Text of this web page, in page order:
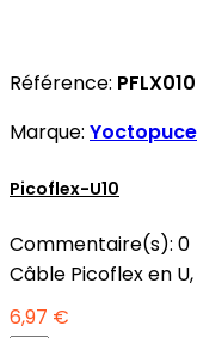
Référence:
Marque: Yoctopuce
Picoflex-U10
Commentaire(s): 0
Câble Picoflex en
6,97 €